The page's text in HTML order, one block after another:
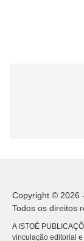
Copyright © 2026
Todos os direitos
A ISTOÉ
vinculação editorial e